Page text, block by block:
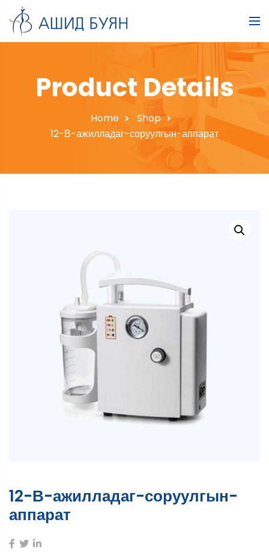
Product Details
Home
Shop
12-В-ажилладаг-соруулгын-аппарат
12-В-ажилладаг-соруулгын-
аппарат